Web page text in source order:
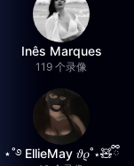
Inês Marques
119 个录像
⋆˚࿔ EllieMay 𝜗𝜚˚⋆🧸ྀི